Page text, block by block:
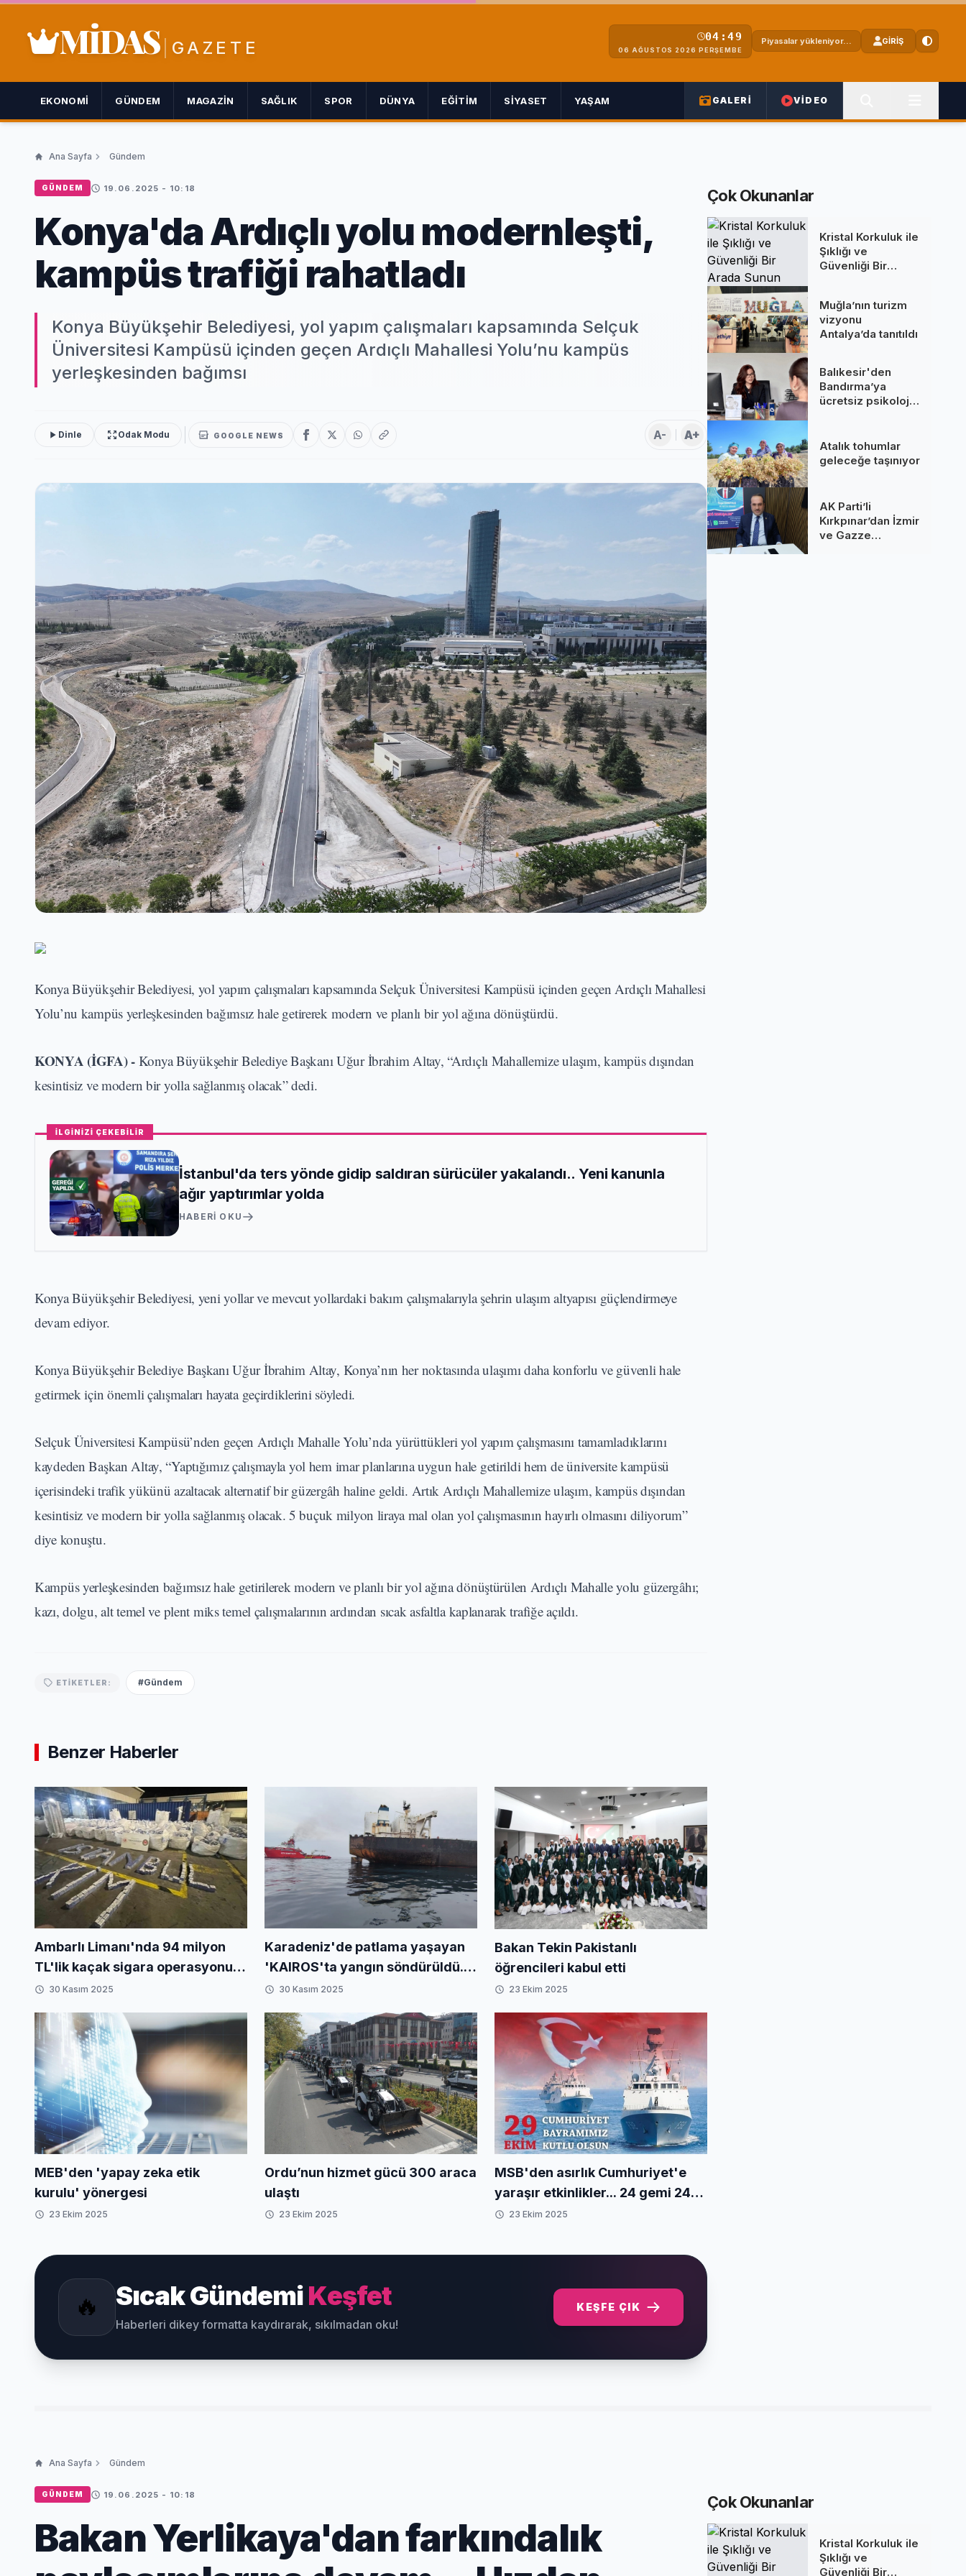
MİDAS GAZETE
04:49
06 AĞUSTOS 2026 PERŞEMBE
Piyasalar yükleniyor... GİRİŞ
EKONOMI GÜNDEM MAGAZIN SAĞLIK SPOR DÜNYA EĞITIM SIYASET YAŞAM GALERİ VİDEO
Ana Sayfa Gündem
GÜNDEM 19.06.2025 - 10:18
Konya'da Ardıçlı yolu modernleşti,
kampüs trafiği rahatladı
Konya Büyükşehir Belediyesi, yol yapım çalışmaları kapsamında Selçuk
Üniversitesi Kampüsü içinden geçen Ardıçlı Mahallesi Yolu’nu kampüs
yerleşkesinden bağımsı
Dinle Odak Modu GOOGLE NEWS A- A+
Konya Büyükşehir Belediyesi, yol yapım çalışmaları kapsamında Selçuk Üniversitesi Kampüsü içinden geçen Ardıçlı Mahallesi
Yolu’nu kampüs yerleşkesinden bağımsız hale getirerek modern ve planlı bir yol ağına dönüştürdü.
KONYA (İGFA) - Konya Büyükşehir Belediye Başkanı Uğur İbrahim Altay, “Ardıçlı Mahallemize ulaşım, kampüs dışından
kesintisiz ve modern bir yolla sağlanmış olacak” dedi.
İLGİNİZİ ÇEKEBİLİR
İstanbul'da ters yönde gidip saldıran sürücüler yakalandı.. Yeni kanunla
ağır yaptırımlar yolda
HABERI OKU
Konya Büyükşehir Belediyesi, yeni yollar ve mevcut yollardaki bakım çalışmalarıyla şehrin ulaşım altyapısı güçlendirmeye
devam ediyor.
Konya Büyükşehir Belediye Başkanı Uğur İbrahim Altay, Konya’nın her noktasında ulaşımı daha konforlu ve güvenli hale
getirmek için önemli çalışmaları hayata geçirdiklerini söyledi.
Selçuk Üniversitesi Kampüsü’nden geçen Ardıçlı Mahalle Yolu’nda yürüttükleri yol yapım çalışmasını tamamladıklarını
kaydeden Başkan Altay, “Yaptığımız çalışmayla yol hem imar planlarına uygun hale getirildi hem de üniversite kampüsü
içerisindeki trafik yükünü azaltacak alternatif bir güzergâh haline geldi. Artık Ardıçlı Mahallemize ulaşım, kampüs dışından
kesintisiz ve modern bir yolla sağlanmış olacak. 5 buçuk milyon liraya mal olan yol çalışmasının hayırlı olmasını diliyorum”
diye konuştu.
Kampüs yerleşkesinden bağımsız hale getirilerek modern ve planlı bir yol ağına dönüştürülen Ardıçlı Mahalle yolu güzergâhı;
kazı, dolgu, alt temel ve plent miks temel çalışmalarının ardından sıcak asfaltla kaplanarak trafiğe açıldı.
ETIKETLER: #Gündem
Benzer Haberler
Ambarlı Limanı'nda 94 milyon
TL'lik kaçak sigara operasyonu...
Tamamı imha edildi
30 Kasım 2025
Karadeniz'de patlama yaşayan
'KAIROS'ta yangın söndürüldü...
VIRAT'ın çeki operasyonu
30 Kasım 2025
Bakan Tekin Pakistanlı
öğrencileri kabul etti
23 Ekim 2025
MEB'den 'yapay zeka etik
kurulu' yönergesi
23 Ekim 2025
Ordu’nun hizmet gücü 300 araca
ulaştı
23 Ekim 2025
MSB'den asırlık Cumhuriyet'e
yaraşır etkinlikler... 24 gemi 24
limanı ziyaret edecek
23 Ekim 2025
🔥 Sıcak GündemiKeşfet
Haberleri dikey formatta kaydırarak, sıkılmadan oku!
KEŞFE ÇIK
Çok Okunanlar
Kristal Korkuluk ile
Şıklığı ve
Güvenliği Bir
Muğla’nın turizm
vizyonu
Antalya’da tanıtıldı
Balıkesir'den
Bandırma’ya
ücretsiz psikolojik
Atalık tohumlar
geleceğe taşınıyor
AK Parti’li
Kırkpınar’dan İzmir
ve Gazze
Ana Sayfa Gündem
GÜNDEM 19.06.2025 - 10:18
Bakan Yerlikaya'dan farkındalık
Çok Okunanlar
Kristal Korkuluk ile
Şıklığı ve
Güvenliği Bir